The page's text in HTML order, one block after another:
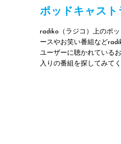
ポッドキャスト
radiko（ラジコ）上のポ
ースやお笑い番組など
ユーザーに聴かれている
入りの番組を探してみてく